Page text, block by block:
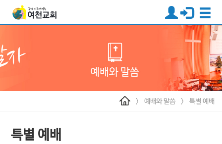
> 예배와 말씀 > 특별 예배
특별 예배